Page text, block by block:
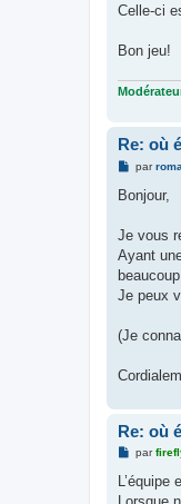
Celle-ci
Bon jeu!
Re: où
M
s
g
par
Bonjour,
Je vous
Ayant
Je peux
(Je
Re: où
M
s
par